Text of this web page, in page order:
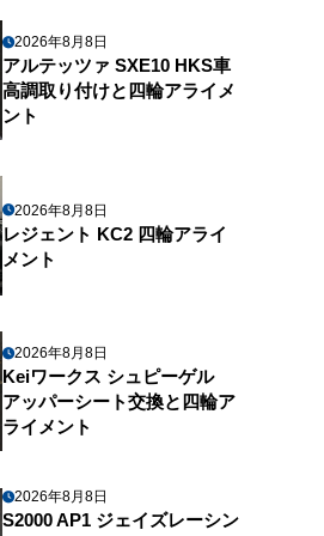
2026年8月8日
アルテッツァ SXE10 HKS車
高調取り付けと四輪アライメ
ント
2026年8月8日
レジェント KC2 四輪アライ
メント
2026年8月8日
Keiワークス シュピーゲル
アッパーシート交換と四輪ア
ライメント
2026年8月8日
S2000 AP1 ジェイズレーシン